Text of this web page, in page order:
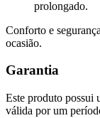
prolongado.
Conforto e
ocasião.
Garantia
Este produto possui
válida por um